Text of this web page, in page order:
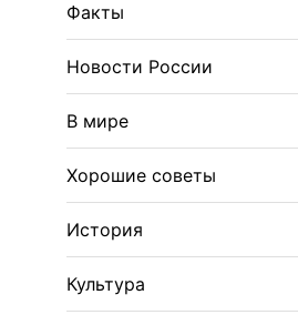
Факты
Новости России
В мире
Хорошие советы
История
Культура